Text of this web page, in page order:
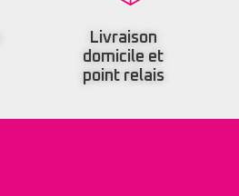
Livraison
domicile et
point relais